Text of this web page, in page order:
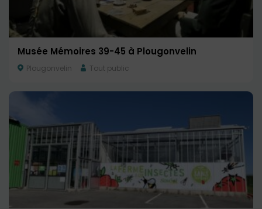
Musée Mémoires 39-45 à Plougonvelin
Plougonvelin Tout public